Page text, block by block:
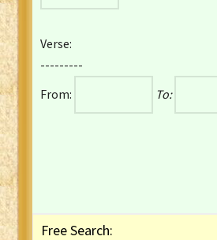
French Darby Bible
French Louis Segond Bible
Gaelic (Manx) Selections
Gaelic (Scottish) Mark
Verse:
---------
From:
To:
Free Search: